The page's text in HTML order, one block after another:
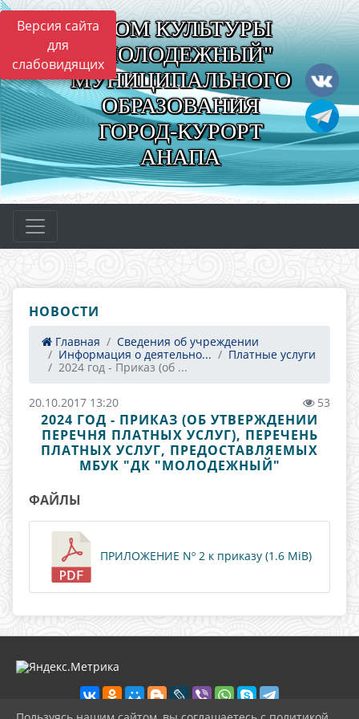
Версия сайта
для
слабовидящих
"ДОМ КУЛЬТУРЫ
"МОЛОДЕЖНЫЙ"
МУНИЦИПАЛЬНОГО
ОБРАЗОВАНИЯ
ГОРОД-КУРОРТ
АНАПА
НОВОСТИ
Главная
Сведения об учреждении
Информация о деятельно...
Платные услуги
2024 год - Приказ (об ...
20.10.2017 13:20 53
2024 ГОД - ПРИКАЗ (ОБ УТВЕРЖДЕНИИ
ПЕРЕЧНЯ ПЛАТНЫХ УСЛУГ), ПЕРЕЧЕНЬ
ПЛАТНЫХ УСЛУГ, ПРЕДОСТАВЛЯЕМЫХ
МБУК "ДК "МОЛОДЕЖНЫЙ"
ФАЙЛЫ
ПРИЛОЖЕНИЕ Nº 2 к приказу (1.6 MiB)